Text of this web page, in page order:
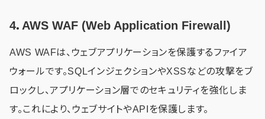
4．AWS WAF (Web Application Firewall)
AWS WAFは、ウェブアプリケーションを保護するファイア
ウォールです。SQLインジェクションやXSSなどの攻撃をブ
ロックし、アプリケーション層でのセキュリティを強化しま
す。これにより、ウェブサイトやAPIを保護します。